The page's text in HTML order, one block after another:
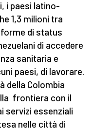
i paesi latino-
1,3 milioni tra
di status
di accedere
sanitaria e
paesi, di lavorare.
della Colombia
frontiera con il
servizi essenziali
nelle città di